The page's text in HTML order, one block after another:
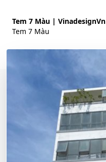
Tem 7 Màu | VinadesignVn
Tem 7 Màu